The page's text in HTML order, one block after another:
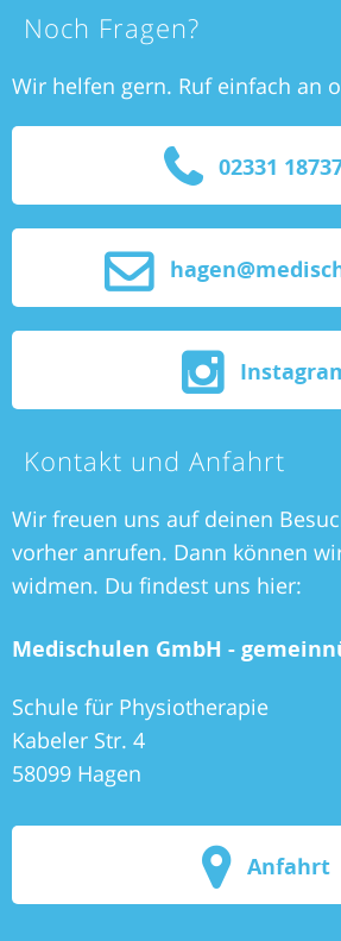
Noch Fragen?
Wir helfen gern. Ruf einfach an
02331
Kontakt und Anfahrt
Wir freuen uns auf deinen
vorher anrufen. Dann können
widmen. Du findest uns hier:
Medischulen GmbH -
Schule für Physiotherapie
Kabeler Str. 4
58099 Hagen
Anfahrt